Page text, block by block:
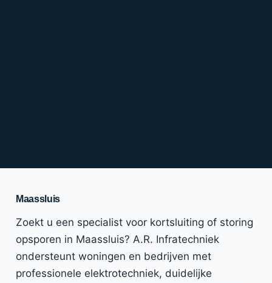
Maassluis
Zoekt u een specialist voor kortsluiting of storing
opsporen in Maassluis? A.R. Infratechniek
ondersteunt woningen en bedrijven met
professionele elektrotechniek, duidelijke